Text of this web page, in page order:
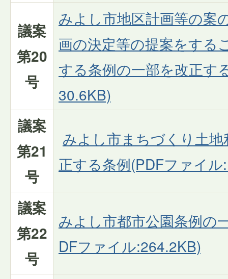
議案
第20
号
みよし市地区計画等の案
画の決定等の提案をする
する条例の一部を改正す
30.6KB)
議案
第21
号
みよし市まちづくり土
正する条例(PDFファイ
議案
第22
号
みよし市都市公園条例の
DFファイル:264.2KB)